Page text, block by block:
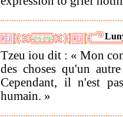
Tzeu iou dit : « Mon
des choses qu'un
Cependant, il n'est
humain. »